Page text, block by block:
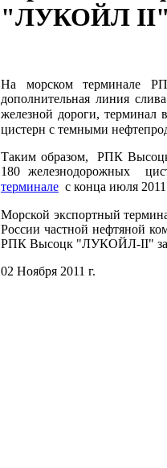
"ЛУКОЙЛ
На морском терминале
дополнительная линия
железной дороги, терминал
цистерн с темными
Таким образом, РПК
180 железнодорожных
терминале с конца июля 2011
Морской экспортный
России частной нефтяной
РПК Высоцк "ЛУКОЙЛ-II" за
02 Ноября 2011 г.